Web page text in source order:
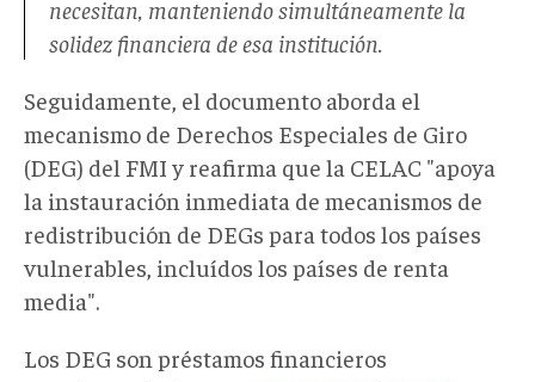
necesitan, manteniendo simultáneamente la
solidez financiera de esa institución.
Seguidamente, el documento aborda el
mecanismo de Derechos Especiales de Giro
(DEG) del FMI y reafirma que la CELAC "apoya
la instauración inmediata de mecanismos de
redistribución de DEGs para todos los países
vulnerables, incluídos los países de renta
media".
Los DEG son préstamos financieros